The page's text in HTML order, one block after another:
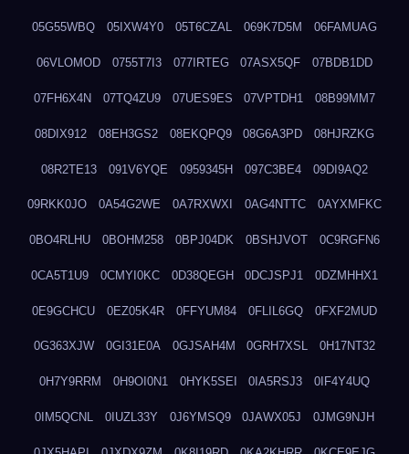
05G55WBQ 05IXW4Y0 05T6CZAL 069K7D5M 06FAMUAG
06VLOMOD 0755T7I3 077IRTEG 07ASX5QF 07BDB1DD
07FH6X4N 07TQ4ZU9 07UES9ES 07VPTDH1 08B99MM7
08DIX912 08EH3GS2 08EKQPQ9 08G6A3PD 08HJRZKG
08R2TE13 091V6YQE 0959345H 097C3BE4 09DI9AQ2
09RKK0JO 0A54G2WE 0A7RXWXI 0AG4NTTC 0AYXMFKC
0BO4RLHU 0BOHM258 0BPJ04DK 0BSHJVOT 0C9RGFN6
0CA5T1U9 0CMYI0KC 0D38QEGH 0DCJSPJ1 0DZMHHX1
0E9GCHCU 0EZ05K4R 0FFYUM84 0FLIL6GQ 0FXF2MUD
0G363XJW 0GI31E0A 0GJSAH4M 0GRH7XSL 0H17NT32
0H7Y9RRM 0H9OI0N1 0HYK5SEI 0IA5RSJ3 0IF4Y4UQ
0IM5QCNL 0IUZL33Y 0J6YMSQ9 0JAWX05J 0JMG9NJH